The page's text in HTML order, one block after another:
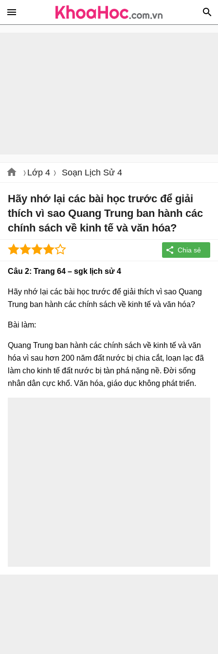
Lớp 4 Soạn Lịch Sử 4
Hãy nhớ lại các bài học trước để giải
thích vì sao Quang Trung ban hành các
chính sách về kinh tế và văn hóa?
Câu 2: Trang 64 – sgk lịch sử 4
Hãy nhớ lại các bài học trước để giải thích vì sao Quang
Trung ban hành các chính sách về kinh tế và văn hóa?
Bài làm:
Quang Trung ban hành các chính sách về kinh tế và văn
hóa vì sau hơn 200 năm đất nước bị chia cắt, loạn lạc đã
làm cho kinh tế đất nước bị tàn phá nặng nề. Đời sống
nhân dân cực khổ. Văn hóa, giáo dục không phát triển.